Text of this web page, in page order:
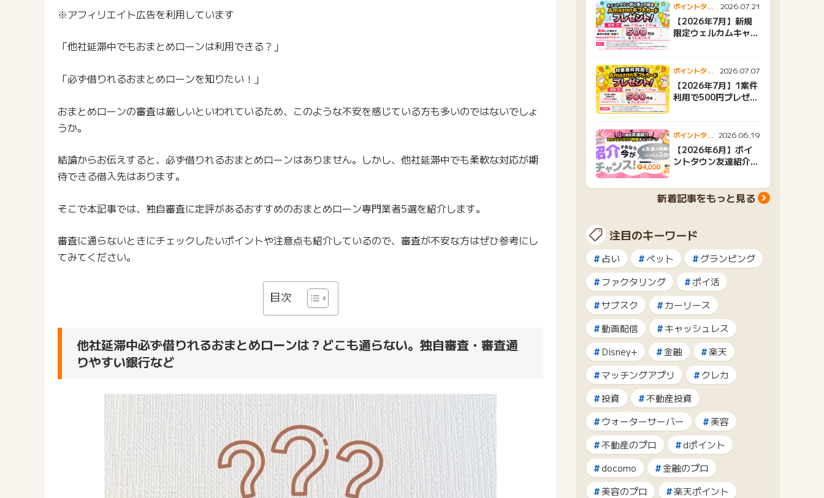
※アフィリエイト広告を利用しています
「他社延滞中でもおまとめローンは利用できる？」
「必ず借りれるおまとめローンを知りたい！」
おまとめローンの審査は厳しいといわれているため、このような不安を感じている方も多いのではないでしょ
うか。
結論からお伝えすると、必ず借りれるおまとめローンはありません。しかし、他社延滞中でも柔軟な対応が期
待できる借入先はあります。
そこで本記事では、独自審査に定評があるおすすめのおまとめローン専門業者5選を紹介します。
審査に通らないときにチェックしたいポイントや注意点も紹介しているので、審査が不安な方はぜひ参考にし
てみてください。
目次
他社延滞中必ず借りれるおまとめローンは？どこも通らない。独自審査・審査通
りやすい銀行など
ポイントタウ
ンニュース
2026.07.21
【2026年7月】新規
限定ウェルカムキャン
ポイントタウ
ンニュース
2026.07.07
【2026年7月】1案件
利用で500円プレゼン
ポイントタウ
ンニュース
2026.06.19
【2026年6月】ポイ
ントタウン友達紹介キ
新着記事をもっと見る
注目のキーワード
占い ペット
グランピング
ファクタリング
ポイ活
サブスク
カーリース
動画配信
キャッシュレス
Disney+
金融
楽天
マッチングアプリ
クレカ
投資
不動産投資
ウォーターサーバー
美容
不動産のプロ
dポイント
docomo
金融のプロ
美容のプロ
楽天ポイント